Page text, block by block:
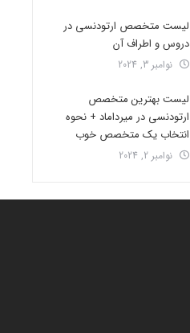
لیست متخصص ارتودنسی در
دروس و اطراف آن
نوامبر 3, 2024
لیست بهترین متخصص
ارتودنسی در میرداماد + نحوه
انتخاب یک متخصص خوب
نوامبر 2, 2024